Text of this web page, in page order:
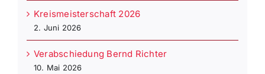
Kreismeisterschaft 2026
2. Juni 2026
Verabschiedung Bernd Richter
10. Mai 2026